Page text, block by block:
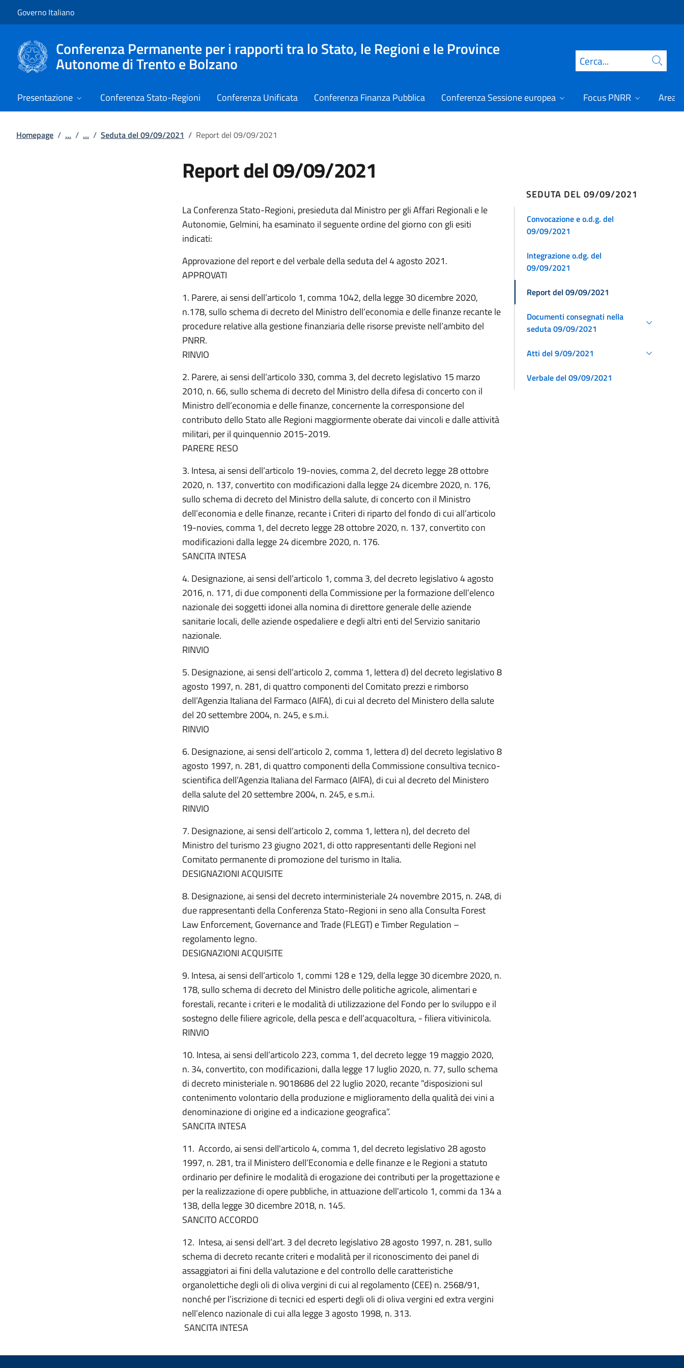
Governo Italiano
Conferenza Permanente per i rapporti tra lo Stato, le Regioni e le Province
Autonome di Trento e Bolzano Cerca
Presentazione Conferenza Stato-Regioni Conferenza Unificata Conferenza Finanza Pubblica Conferenza Sessione europea Focus PNRR Area
Homepage / ... / ... / Seduta del 09/09/2021 / Report del 09/09/2021
Report del 09/09/2021
La Conferenza Stato-Regioni, presieduta dal Ministro per gli Affari Regionali e le
Autonomie, Gelmini, ha esaminato il seguente ordine del giorno con gli esiti
indicati:
Approvazione del report e del verbale della seduta del 4 agosto 2021.
APPROVATI
1. Parere, ai sensi dell’articolo 1, comma 1042, della legge 30 dicembre 2020,
n.178, sullo schema di decreto del Ministro dell’economia e delle finanze recante le
procedure relative alla gestione finanziaria delle risorse previste nell’ambito del
PNRR.
RINVIO
2. Parere, ai sensi dell’articolo 330, comma 3, del decreto legislativo 15 marzo
2010, n. 66, sullo schema di decreto del Ministro della difesa di concerto con il
Ministro dell’economia e delle finanze, concernente la corresponsione del
contributo dello Stato alle Regioni maggiormente oberate dai vincoli e dalle attività
militari, per il quinquennio 2015-2019.
PARERE RESO
3. Intesa, ai sensi dell’articolo 19-novies, comma 2, del decreto legge 28 ottobre
2020, n. 137, convertito con modificazioni dalla legge 24 dicembre 2020, n. 176,
sullo schema di decreto del Ministro della salute, di concerto con il Ministro
dell’economia e delle finanze, recante i Criteri di riparto del fondo di cui all’articolo
19-novies, comma 1, del decreto legge 28 ottobre 2020, n. 137, convertito con
modificazioni dalla legge 24 dicembre 2020, n. 176.
SANCITA INTESA
4. Designazione, ai sensi dell’articolo 1, comma 3, del decreto legislativo 4 agosto
2016, n. 171, di due componenti della Commissione per la formazione dell’elenco
nazionale dei soggetti idonei alla nomina di direttore generale delle aziende
sanitarie locali, delle aziende ospedaliere e degli altri enti del Servizio sanitario
nazionale.
RINVIO
5. Designazione, ai sensi dell’articolo 2, comma 1, lettera d) del decreto legislativo 8
agosto 1997, n. 281, di quattro componenti del Comitato prezzi e rimborso
dell’Agenzia Italiana del Farmaco (AIFA), di cui al decreto del Ministero della salute
del 20 settembre 2004, n. 245, e s.m.i.
RINVIO
6. Designazione, ai sensi dell’articolo 2, comma 1, lettera d) del decreto legislativo 8
agosto 1997, n. 281, di quattro componenti della Commissione consultiva tecnico-
scientifica dell’Agenzia Italiana del Farmaco (AIFA), di cui al decreto del Ministero
della salute del 20 settembre 2004, n. 245, e s.m.i.
RINVIO
7. Designazione, ai sensi dell’articolo 2, comma 1, lettera n), del decreto del
Ministro del turismo 23 giugno 2021, di otto rappresentanti delle Regioni nel
Comitato permanente di promozione del turismo in Italia.
DESIGNAZIONI ACQUISITE
8. Designazione, ai sensi del decreto interministeriale 24 novembre 2015, n. 248, di
due rappresentanti della Conferenza Stato-Regioni in seno alla Consulta Forest
Law Enforcement, Governance and Trade (FLEGT) e Timber Regulation –
regolamento legno.
DESIGNAZIONI ACQUISITE
9. Intesa, ai sensi dell’articolo 1, commi 128 e 129, della legge 30 dicembre 2020, n.
178, sullo schema di decreto del Ministro delle politiche agricole, alimentari e
forestali, recante i criteri e le modalità di utilizzazione del Fondo per lo sviluppo e il
sostegno delle filiere agricole, della pesca e dell’acquacoltura, - filiera vitivinicola.
RINVIO
10. Intesa, ai sensi dell’articolo 223, comma 1, del decreto legge 19 maggio 2020,
n. 34, convertito, con modificazioni, dalla legge 17 luglio 2020, n. 77, sullo schema
di decreto ministeriale n. 9018686 del 22 luglio 2020, recante “disposizioni sul
contenimento volontario della produzione e miglioramento della qualità dei vini a
denominazione di origine ed a indicazione geografica”.
SANCITA INTESA
11. Accordo, ai sensi dell'articolo 4, comma 1, del decreto legislativo 28 agosto
1997, n. 281, tra il Ministero dell’Economia e delle finanze e le Regioni a statuto
ordinario per definire le modalità di erogazione dei contributi per la progettazione e
per la realizzazione di opere pubbliche, in attuazione dell’articolo 1, commi da 134 a
138, della legge 30 dicembre 2018, n. 145.
SANCITO ACCORDO
12. Intesa, ai sensi dell’art. 3 del decreto legislativo 28 agosto 1997, n. 281, sullo
schema di decreto recante criteri e modalità per il riconoscimento dei panel di
assaggiatori ai fini della valutazione e del controllo delle caratteristiche
organolettiche degli oli di oliva vergini di cui al regolamento (CEE) n. 2568/91,
nonché per l’iscrizione di tecnici ed esperti degli oli di oliva vergini ed extra vergini
nell’elenco nazionale di cui alla legge 3 agosto 1998, n. 313.
SANCITA INTESA
SEDUTA DEL 09/09/2021
Convocazione e o.d.g. del
09/09/2021
Integrazione o.dg. del
09/09/2021
Report del 09/09/2021
Documenti consegnati nella
seduta 09/09/2021
Atti del 9/09/2021
Verbale del 09/09/2021